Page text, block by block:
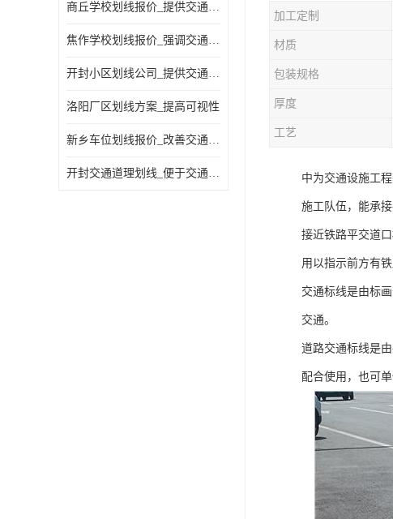
商丘学校划线报价_提供交通信息
焦作学校划线报价_强调交通规则
开封小区划线公司_提供交通信息
洛阳厂区划线方案_提高可视性
新乡车位划线报价_改善交通效率
开封交通道理划线_便于交通管理
加工定制
材质
包装规格
厚度
工艺
中为交通设施工
施工队伍，能承
接近铁路平交道
用以指示前方有
交通标线是由标
交通。
道路交通标线是
配合使用，也可单